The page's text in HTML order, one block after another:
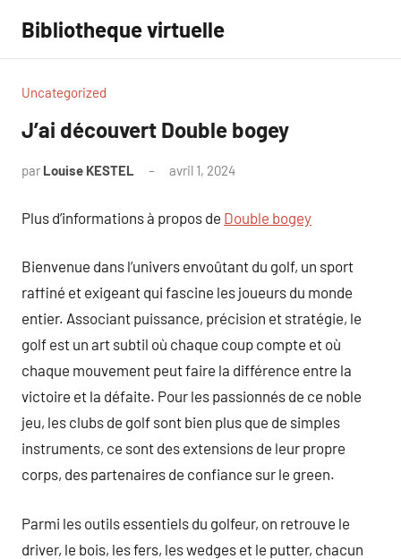
contenu
Bibliotheque virtuelle
Uncategorized
J’ai découvert Double bogey
par Louise KESTEL avril 1, 2024
Plus d’informations à propos de Double bogey
Bienvenue dans l’univers envoûtant du golf, un sport
raffiné et exigeant qui fascine les joueurs du monde
entier. Associant puissance, précision et stratégie, le
golf est un art subtil où chaque coup compte et où
chaque mouvement peut faire la différence entre la
victoire et la défaite. Pour les passionnés de ce noble
jeu, les clubs de golf sont bien plus que de simples
instruments, ce sont des extensions de leur propre
corps, des partenaires de confiance sur le green.
Parmi les outils essentiels du golfeur, on retrouve le
driver, le bois, les fers, les wedges et le putter, chacun